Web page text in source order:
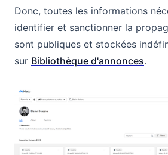
Donc, toutes les informations
identifier et sanctionner la
sont publiques et stockées
sur Bibliothèque d'annonces.